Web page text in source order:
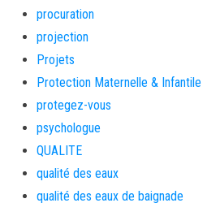
procuration
projection
Projets
Protection Maternelle & Infantile
protegez-vous
psychologue
QUALITE
qualité des eaux
qualité des eaux de baignade